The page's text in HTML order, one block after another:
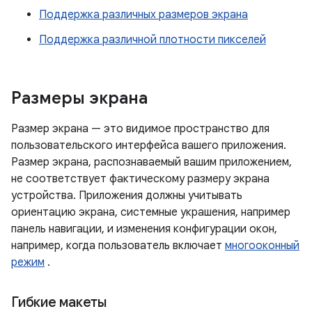
Поддержка различных размеров экрана
Поддержка различной плотности пикселей
Размеры экрана
Размер экрана — это видимое пространство для
пользовательского интерфейса вашего приложения.
Размер экрана, распознаваемый вашим приложением,
не соответствует фактическому размеру экрана
устройства. Приложения должны учитывать
ориентацию экрана, системные украшения, например
панель навигации, и изменения конфигурации окон,
например, когда пользователь включает многооконный
режим .
Гибкие макеты